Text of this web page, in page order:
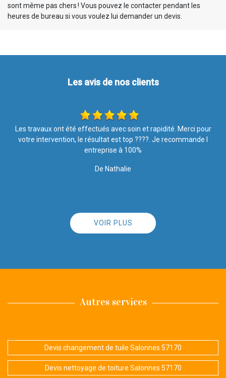
sont même pas chers ! Vous pouvez le contacter pendant les
heures de bureau si vous voulez lui demander un devis.
Les avis de nos clients
Ponctuel, très soigné, nous sommes très satisfait des travaux
effectués Merci
VOIR PLUS
Autres services
Devis changement de tuile Salonnes 57170
Devis nettoyage de toiture Salonnes 57170